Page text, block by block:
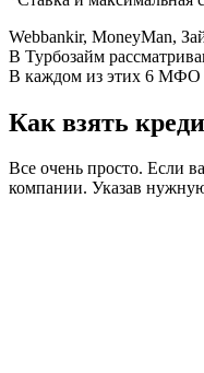
Webbankir, MoneyMan,
В Турбозайм
В каждом из этих 6 МФО
Как взять
Все очень просто. Если
компании. Указав